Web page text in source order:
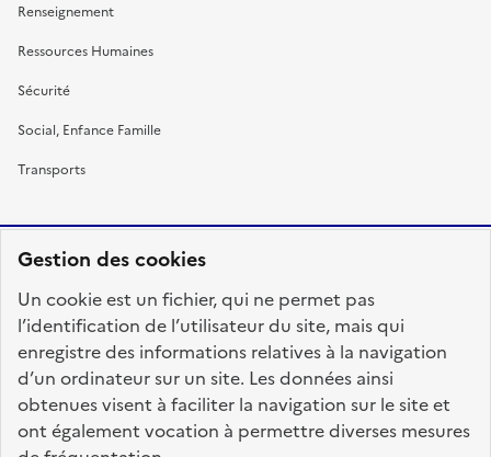
Gestion des cookies
Un cookie est un fichier, qui ne permet pas
l’identification de l’utilisateur du site, mais qui
enregistre des informations relatives à la navigation
d’un ordinateur sur un site. Les données ainsi
obtenues visent à faciliter la navigation sur le site et
ont également vocation à permettre diverses mesures
Renseignement
Ressources Humaines
Sécurité
Social, Enfance Famille
Transports
FRANÇAISE
fonction-publique.gouv.fr
legifrance.gouv.fr